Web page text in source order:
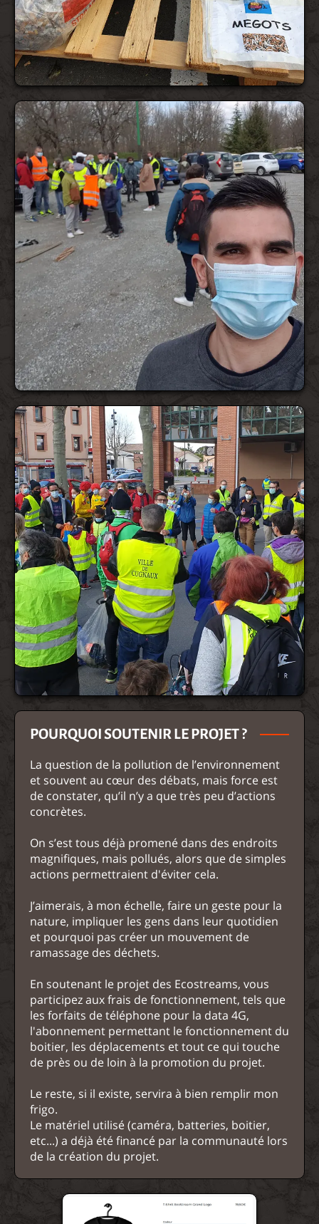
POURQUOI SOUTENIR LE PROJET ?
La question de la pollution de l’environnement
et souvent au cœur des débats, mais force est
de constater, qu’il n’y a que très peu d’actions
concrètes.
On s’est tous déjà promené dans des endroits
magnifiques, mais pollués, alors que de simples
actions permettraient d'éviter cela.
J’aimerais, à mon échelle, faire un geste pour la
nature, impliquer les gens dans leur quotidien
et pourquoi pas créer un mouvement de
ramassage des déchets.
En soutenant le projet des Ecostreams, vous
participez aux frais de fonctionnement, tels que
les forfaits de téléphone pour la data 4G,
l'abonnement permettant le fonctionnement du
boitier, les déplacements et tout ce qui touche
de près ou de loin à la promotion du projet.
Le reste, si il existe, servira à bien remplir mon
frigo.
Le matériel utilisé (caméra, batteries, boitier,
etc...) a déjà été financé par la communauté lors
de la création du projet.